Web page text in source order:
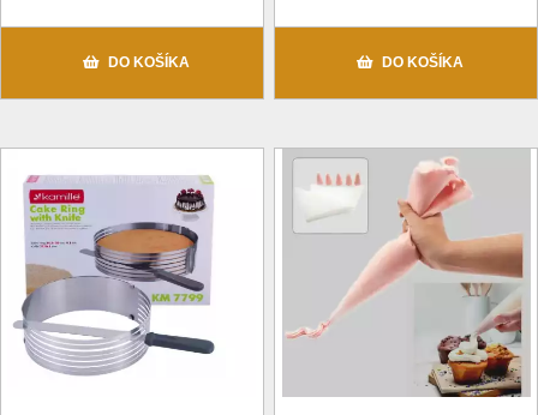
DO KOŠÍKA DO KOŠÍKA